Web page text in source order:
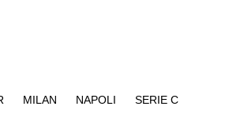
MILAN NAPOLI SERIE C